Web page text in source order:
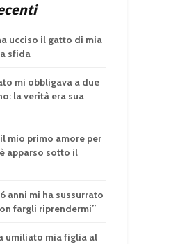
ucciso il gatto di mia
sfida
mi obbligava a due
la verità era sua
mio primo amore per
apparso sotto il
anni mi ha sussurrato
fargli riprendermi”
umiliato mia figlia al